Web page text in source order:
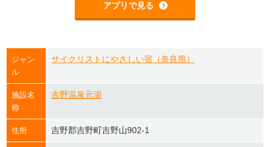
アプリで見る
ジャン
ル
サイクリストにやさしい宿（奈良県）
施設名
称
吉野温泉元湯
住所 吉野郡吉野町吉野山902-1